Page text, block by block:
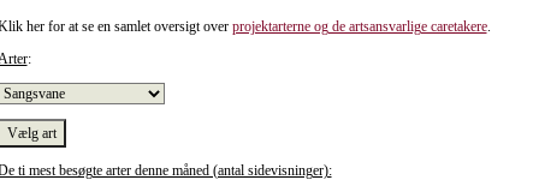
her for at se en samlet oversigt over projektarterne og de artsansvarlige caretakere.
:
ti mest besøgte arter denne måned (antal sidevisninger):